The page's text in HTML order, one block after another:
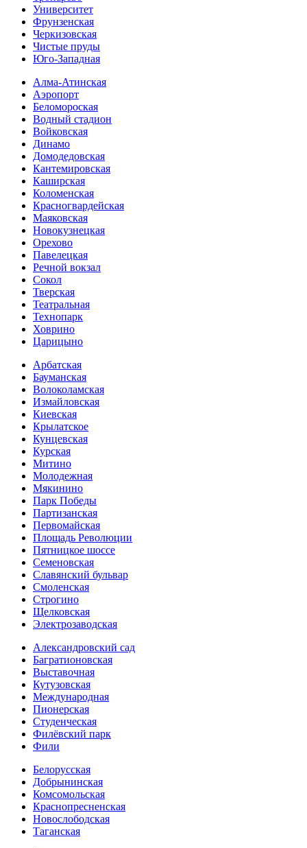
Университет
Фрунзенская
Черкизовская
Чистые пруды
Юго-Западная
Алма-Атинская
Аэропорт
Беломороская
Водный стадион
Войковская
Динамо
Домоде­довская
Кантеми­ровская
Каширская
Коломенская
Красногвар­дейская
Маяковская
Новокузнецкая
Орехово
Павелецкая
Речной вокзал
Сокол
Тверская
Театральная
Технопарк
Ховрино
Царицыно
Арбатская
Бауманская
Волоколамская
Измайловская
Киевская
Крылатское
Кунцевская
Курская
Митино
Молодежная
Мякинино
Парк Победы
Партизанская
Первомайская
Площадь Революции
Пятницкое шоссе
Семеновская
Славянский бульвар
Смоленская
Строгино
Щелковская
Электро­заводская
Александ­ровский сад
Багратионовская
Выставочная
Кутузовская
Международная
Пионерская
Студенческая
Филёвский парк
Фили
Белорусская
Добрынинская
Комсо­мольская
Краснопресненская
Новослободская
Таганская